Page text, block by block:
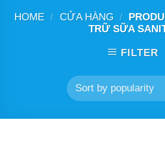
HOME / CỬA HÀNG /
TRỮ SỮA
FILTER